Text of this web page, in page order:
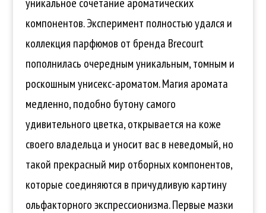
компонентов. Эксперимент полностью удался и
коллекция парфюмов от бренда Brecourt
пополнилась очередным уникальным, томным и
роскошным унисекс-ароматом. Магия аромата
медленно, подобно бутону самого
удивительного цветка, открывается на коже
своего владельца и уносит вас в неведомый, но
такой прекрасный мир отборных компонентов,
которые соединяются в причудливую картину
ольфакторного экспрессионизма. Первые мазки